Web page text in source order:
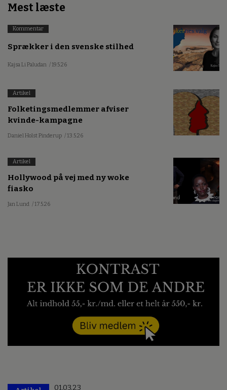
Mest læste
Kommentar
Sprækker i den svenske stilhed
Kajsa Li Paludan / 19.5.26
Artikel
Folketingsmedlemmer afviser
kvinde-kampagne
Daniel Holst Pinderup / 13.5.26
Artikel
Hollywood på vej med ny woke
fiasko
Jan Lund / 17.5.26
01.03.23